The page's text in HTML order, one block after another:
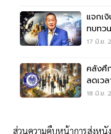
แจกเ
ทบทว
พาณิย
17 มิ.ย.
คลังศึ
ลดเว
18 มิ.ย.
ส่วนความคืบหน้าการส่งห